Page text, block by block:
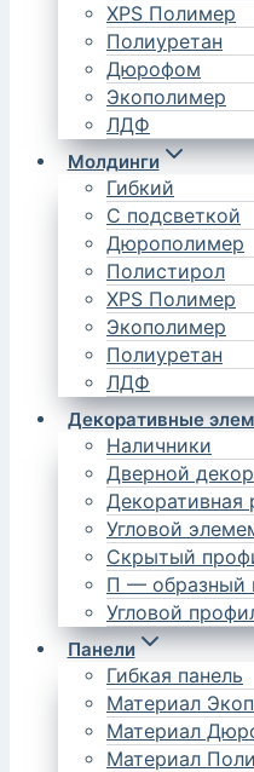
XPS Полимер
Полиуретан
Дюрофом
Экополимер
ЛДФ
Молдинги
Гибкий
С подсветкой
Дюрополимер
Полистирол
XPS Полимер
Экополимер
Полиуретан
ЛДФ
Декоративные
Наличники
Дверной декор
Декоративная
Угловой
Скрытый
П — образный
Угловой
Панели
Гибкая панель
Материал
Материал
Материал